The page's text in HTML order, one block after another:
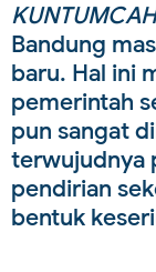
Bandung
baru. Hal ini
pemerintah
pun sangat
terwujudnya
pendirian
bentuk